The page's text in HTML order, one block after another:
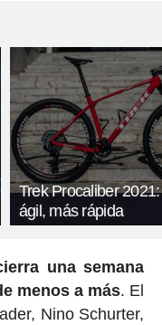
Trek Procaliber
ágil, más rápida
una semana
menos a más. El
Nino Schurter,